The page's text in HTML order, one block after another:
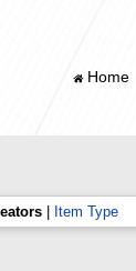
Home
Item Type